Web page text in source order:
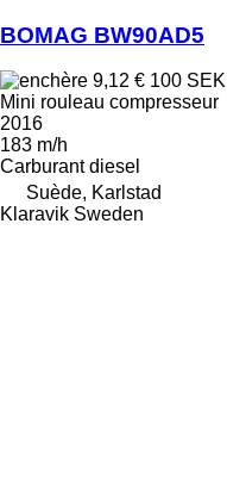
BOMAG BW90AD5
9,12 € 100 SEK
Mini rouleau compresseur
2016
183 m/h
Carburant diesel
Suède, Karlstad
Klaravik Sweden